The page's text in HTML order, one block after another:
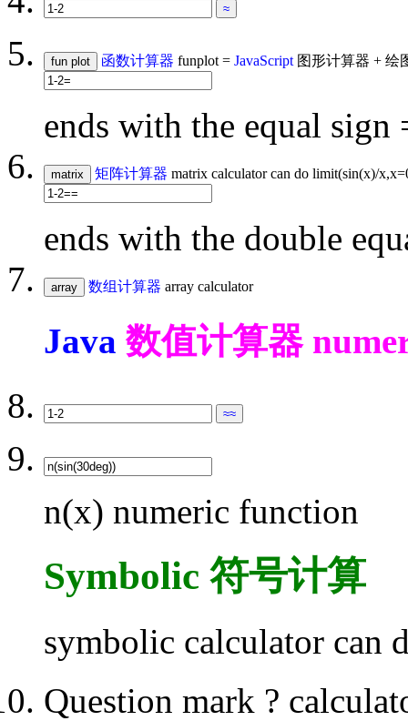
函数计算器 funplot = JavaScript图形计算器 + 绘
ends with the equal sign
矩阵计算器 matrix calculator can do limit(sin(x)/
ends with the double
数组计算器 array calculator
Java 数值计算器
n(x) numeric function
Symbolic 符号计算
symbolic calculator can
Question mark ?